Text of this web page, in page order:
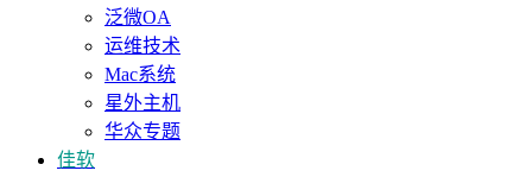
泛微OA
运维技术
Mac系统
星外主机
华众专题
佳软